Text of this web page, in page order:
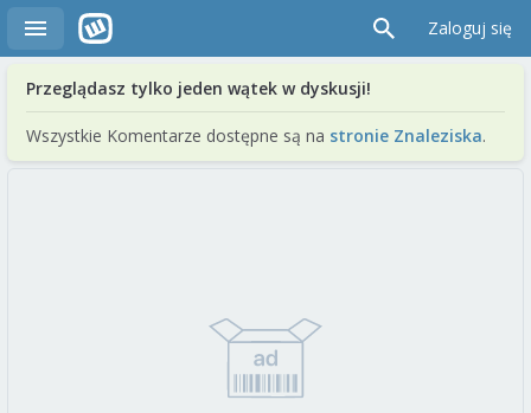
Zaloguj się
Przeglądasz tylko jeden wątek w dyskusji!
Wszystkie Komentarze dostępne są na stronie Znaleziska.